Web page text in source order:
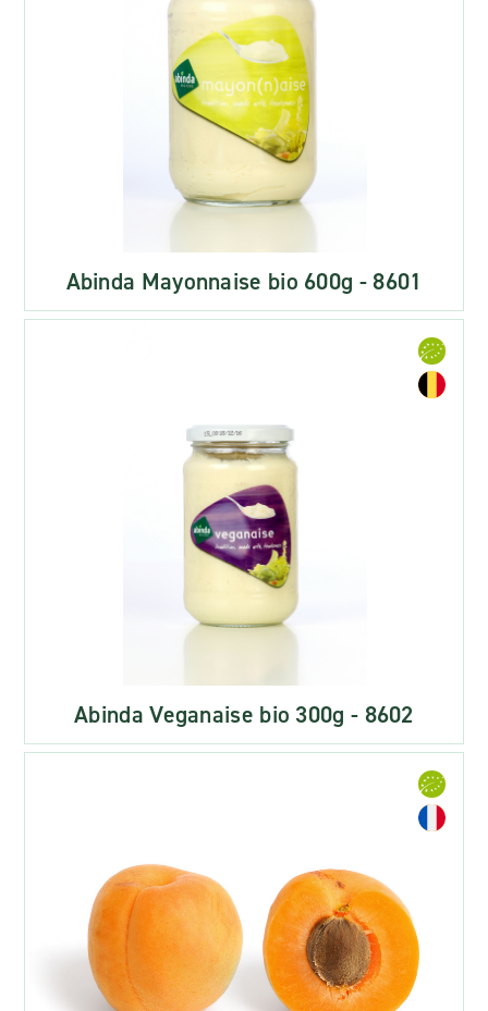
Abinda Mayonnaise bio 600g - 8601
Abinda Veganaise bio 300g - 8602